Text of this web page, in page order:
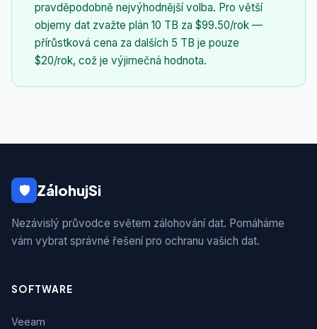
pravděpodobně nejvýhodnější volba. Pro větší
objemy dat zvažte plán 10 TB za $99.50/rok —
přírůstková cena za dalších 5 TB je pouze
$20/rok, což je výjimečná hodnota.
🛡 ZálohujSi
Nezávislý průvodce světem zálohování dat. Pomáháme
vám vybrat správné řešení pro ochranu vašich dat.
SOFTWARE
Veeam